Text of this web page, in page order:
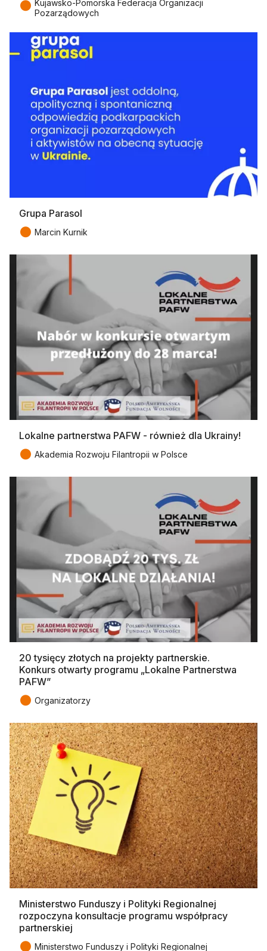
● Kujawsko-Pomorska Federacja Organizacji
Pozarządowych
Grupa Parasol
● Marcin Kurnik
Lokalne partnerstwa PAFW - również dla Ukrainy!
● Akademia Rozwoju Filantropii w Polsce
20 tysięcy złotych na projekty partnerskie.
Konkurs otwarty programu „Lokalne Partnerstwa
PAFW”
● Organizatorzy
Ministerstwo Funduszy i Polityki Regionalnej
rozpoczyna konsultacje programu współpracy
partnerskiej
● Ministerstwo Funduszy i Polityki Regionalnej